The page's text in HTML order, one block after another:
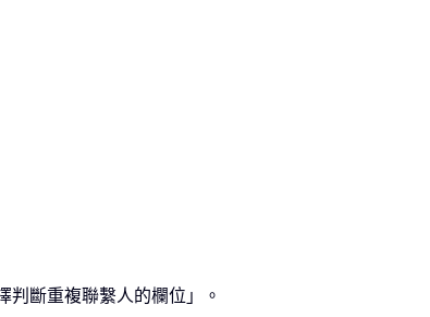
斷重複聯繫人的欄位」。